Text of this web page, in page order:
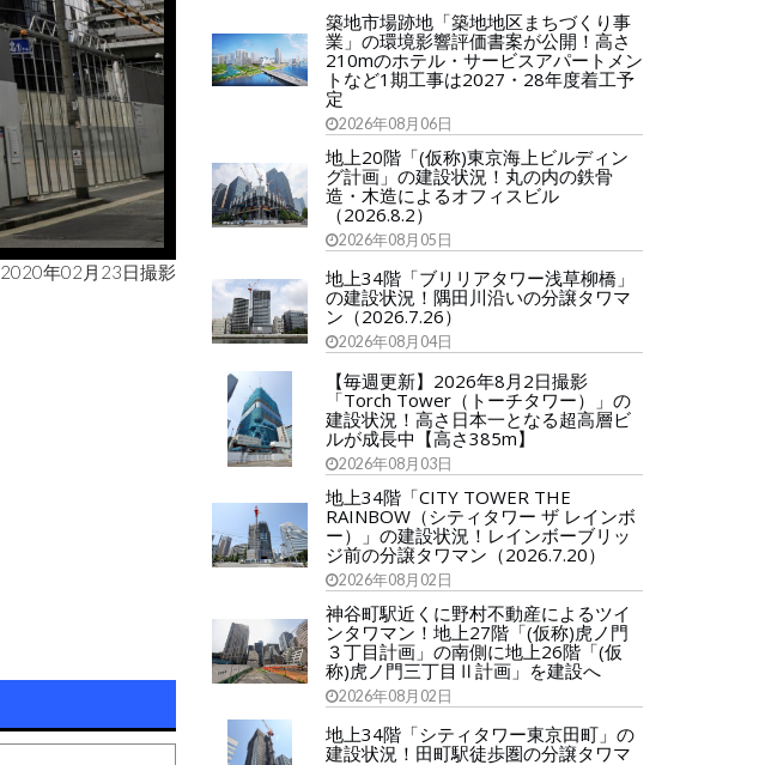
2020年02月23日撮影
築地市場跡地「築地地区まちづくり事
業」の環境影響評価書案が公開！高さ
210mのホテル・サービスアパートメン
トなど1期工事は2027・28年度着工予
定
2026年08月06日
地上20階「(仮称)東京海上ビルディン
グ計画」の建設状況！丸の内の鉄骨
造・木造によるオフィスビル
（2026.8.2）
2026年08月05日
地上34階「ブリリアタワー浅草柳橋」
の建設状況！隅田川沿いの分譲タワマ
ン（2026.7.26）
2026年08月04日
【毎週更新】2026年8月2日撮影
「Torch Tower（トーチタワー）」の
建設状況！高さ日本一となる超高層ビ
ルが成長中【高さ385m】
2026年08月03日
地上34階「CITY TOWER THE
RAINBOW（シティタワー ザ レインボ
ー）」の建設状況！レインボーブリッ
ジ前の分譲タワマン（2026.7.20）
2026年08月02日
神谷町駅近くに野村不動産によるツイ
ンタワマン！地上27階「(仮称)虎ノ門
３丁目計画」の南側に地上26階「(仮
称)虎ノ門三丁目Ⅱ計画」を建設へ
2026年08月02日
地上34階「シティタワー東京田町」の
建設状況！田町駅徒歩圏の分譲タワマ